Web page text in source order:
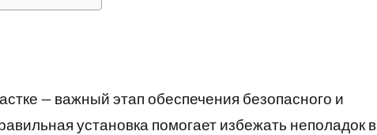
— важный этап обеспечения безопасного и
установка помогает избежать неполадок в